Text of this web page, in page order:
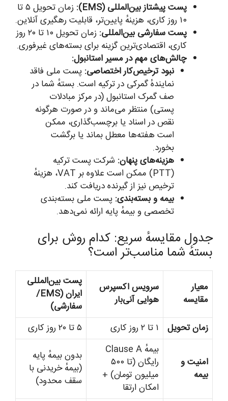
پست پیشتاز بین‌المللی (EMS):
زمان تحویل ۵ تا
۱۰ روز کاری، هزینهٔ پایین‌تر، قابلیت رهگیری آنلاین.
پست سفارشی بین‌المللی:
زمان تحویل ۱۰ تا ۲۰ روز
کاری، اقتصادی‌ترین گزینه برای بسته‌های غیرفوری.
چالش‌های مهم در مسیر استانبول:
نبود ترخیص‌کار اختصاصی: پست ملی فاقد
نمایندهٔ گمرکی در ترکیه است. بستهٔ شما در
صف گمرک استانبول (در مرکز مبادلات
پستی) منتظر می‌ماند و در صورت هرگونه
نقص در اسناد یا برچسب‌گذاری، ممکن
است هفته‌ها معطل بماند یا برگشت
بخورد.
هزینه‌های پنهان: شرکت پست ترکیه
(PTT) ممکن است علاوه بر VAT، هزینهٔ
ترخیص نیز از گیرنده دریافت کند.
بیمه و بسته‌بندی: پست ملی بسته‌بندی
تخصصی و بیمهٔ پایه ارائه نمی‌دهد.
جدول مقایسهٔ سریع: کدام روش برای
بستهٔ شما مناسب‌تر است؟
معیار
مقایسه
سرویس اکسپرس
هوایی آنی‌بار
پست بین‌المللی
ایران (EMS/
سفارشی)
زمان تحویل
۱ تا ۲ روز کاری ۵ تا ۲۰ روز کاری
امنیت و
بیمه
بیمهٔ Clause A
رایگان (تا ۵۰۰
میلیون تومان) +
امکان ارتقا
بدون بیمهٔ پایه
(بیمهٔ خریدنی با
سقف محدود)